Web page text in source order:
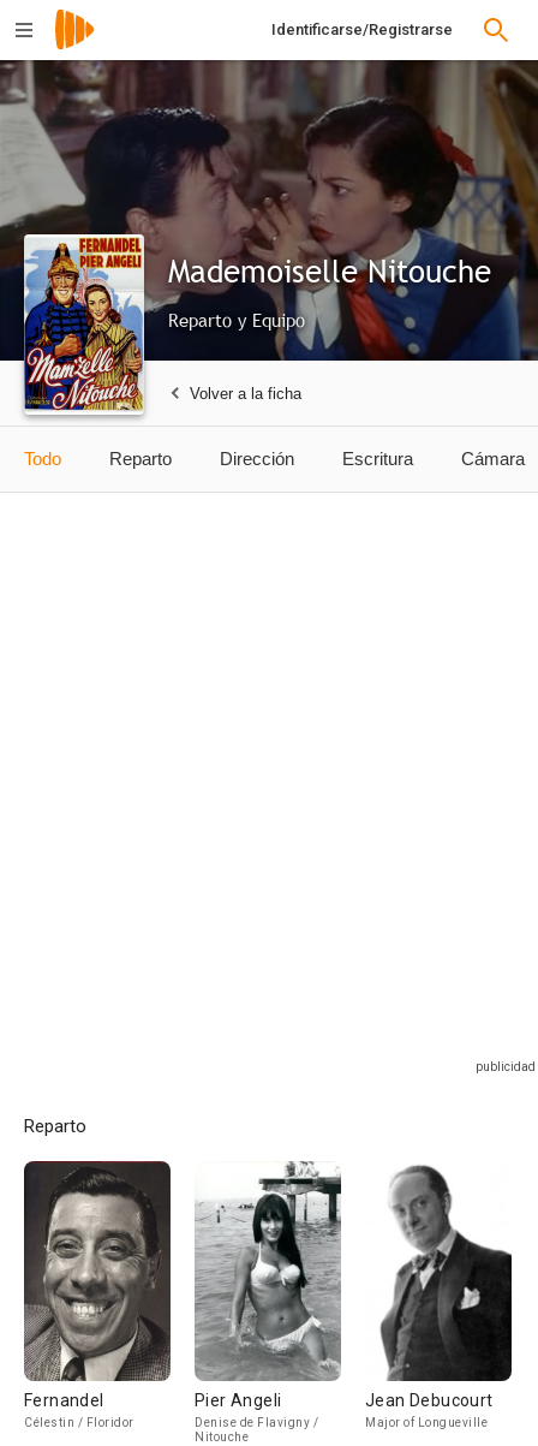
Identificarse/Registrarse
Mademoiselle Nitouche
Reparto y Equipo
Volver a la ficha
Todo Reparto Dirección Escritura Cámara
Reparto
Fernandel
Célestin / Floridor
Pier Angeli
Denise de Flavigny /
Nitouche
Jean Debucourt
Major of Longueville